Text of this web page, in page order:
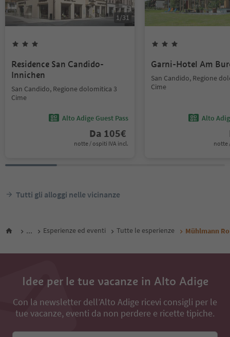
1/31
Residence San Candido-
Innichen
San Candido, Regione dolomitica 3
Cime
Alto Adige Guest Pass
Da 105€
notte / ospiti IVA incl.
Garni-Hotel Am
San Candido, Regione
Cime
Alto
notte
Tutti gli alloggi nelle vicinanze
... Esperienze ed eventi Tutte le esperienze Mühlmann
Idee per le tue vacanze in Alto Adige
Con la newsletter dell’Alto Adige ricevi consigli per le
tue vacanze, eventi da non perdere e ricette tipiche.